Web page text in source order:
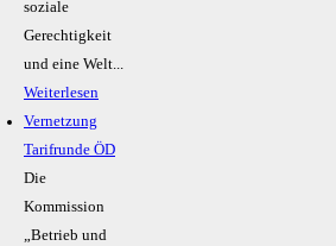
soziale
Gerechtigkeit
und eine Welt...
Weiterlesen
Vernetzung
Tarifrunde ÖD
Die
Kommission
„Betrieb und